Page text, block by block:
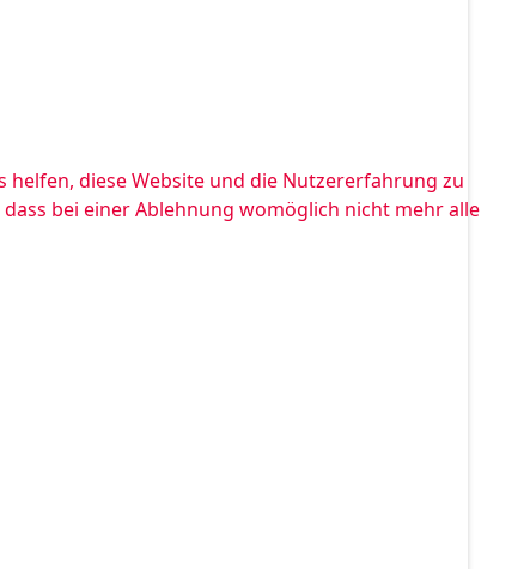
helfen, diese Website und die Nutzererfahrung zu
bei einer Ablehnung womöglich nicht mehr alle